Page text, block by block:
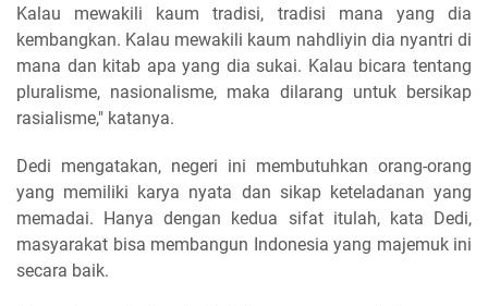
Kalau mewakili kaum tradisi, tradisi mana yang dia
kembangkan. Kalau mewakili kaum nahdliyin dia nyantri di
mana dan kitab apa yang dia sukai. Kalau bicara tentang
pluralisme, nasionalisme, maka dilarang untuk bersikap
rasialisme," katanya.
Dedi mengatakan, negeri ini membutuhkan orang-orang
yang memiliki karya nyata dan sikap keteladanan yang
memadai. Hanya dengan kedua sifat itulah, kata Dedi,
masyarakat bisa membangun Indonesia yang majemuk ini
secara baik.